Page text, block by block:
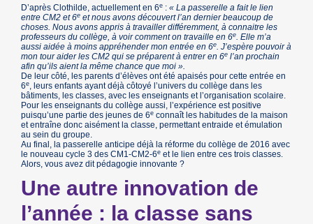
D’après Clothilde, actuellement en 6e :« La passerelle a fait le lien
entre CM2 et 6e et nous avons découvert l’an dernier beaucoup de
choses. Nous avons appris à travailler différemment, à connaitre les
professeurs du collège, à voir comment on travaille en 6e. Elle m’a
aussi aidée à moins appréhender mon entrée en 6e. J’espère pouvoir à
mon tour aider les CM2 qui se préparent à entrer en 6e l’an prochain
afin qu’ils aient la même chance que moi ».
De leur côté, les parents d’élèves ont été apaisés pour cette entrée en
6e, leurs enfants ayant déjà côtoyé l’univers du collège dans les
bâtiments, les classes, avec les enseignants et l’organisation scolaire.
Pour les enseignants du collège aussi, l’expérience est positive
puisqu’une partie des jeunes de 6e connaît les habitudes de la maison
et entraîne donc aisément la classe, permettant entraide et émulation
au sein du groupe.
Au final, la passerelle anticipe déjà la réforme du collège de 2016 avec
le nouveau cycle 3 des CM1-CM2-6e et le lien entre ces trois classes.
Alors, vous avez dit pédagogie innovante ?
Une autre innovation de
l’année : la classe sans